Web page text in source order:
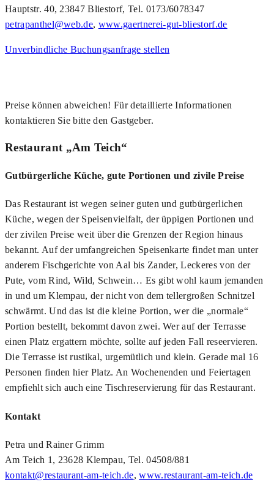
Hauptstr. 40, 23847 Bliestorf, Tel. 0173/6078347
petrapanthel@web.de, www.gaertnerei-gut-bliestorf.de
Unverbindliche Buchungsanfrage stellen
Preise können abweichen! Für detaillierte Informationen
kontaktieren Sie bitte den Gastgeber.
Restaurant „Am Teich“
Gutbürgerliche Küche, gute Portionen und zivile Preise
Das Restaurant ist wegen seiner guten und gutbürgerlichen
Küche, wegen der Speisenvielfalt, der üppigen Portionen und
der zivilen Preise weit über die Grenzen der Region hinaus
bekannt. Auf der umfangreichen Speisenkarte findet man unter
anderem Fischgerichte von Aal bis Zander, Leckeres von der
Pute, vom Rind, Wild, Schwein… Es gibt wohl kaum jemanden
in und um Klempau, der nicht von dem tellergroßen Schnitzel
schwärmt. Und das ist die kleine Portion, wer die „normale“
Portion bestellt, bekommt davon zwei. Wer auf der Terrasse
einen Platz ergattern möchte, sollte auf jeden Fall reseervieren.
Die Terrasse ist rustikal, urgemütlich und klein. Gerade mal 16
Personen finden hier Platz. An Wochenenden und Feiertagen
empfiehlt sich auch eine Tischreservierung für das Restaurant.
Kontakt
Petra und Rainer Grimm
Am Teich 1, 23628 Klempau, Tel. 04508/881
kontakt@restaurant-am-teich.de,www.restaurant-am-teich.de